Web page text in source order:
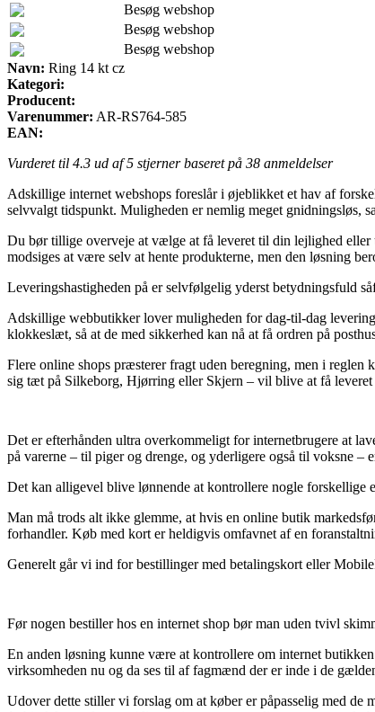
Besøg webshop
Besøg webshop
Besøg webshop
Navn: Ring 14 kt cz
Kategori:
Producent:
Varenummer: AR-RS764-585
EAN:
Vurderet til 4.3 ud af 5 stjerner baseret på 38 anmeldelser
Adskillige internet webshops foreslår i øjeblikket et hav af
selvvalgt tidspunkt. Muligheden er nemlig meget gnidningsløs,
Du bør tillige overveje at vælge at få leveret til din lejlighed eller
modsiges at være selv at hente produkterne, men den løsning
Leveringshastigheden på er selvfølgelig yderst betydningsfuld
Adskillige webbutikker lover muligheden for dag-til-dag
klokkeslæt, så at de med sikkerhed kan nå at få ordren på
Flere online shops præsterer fragt uden beregning, men i
sig tæt på Silkeborg, Hjørring eller Skjern – vil blive at få
Det er efterhånden ultra overkommeligt for internetbrugere at
på varerne – til piger og drenge, og yderligere også til voksne –
Det kan alligevel blive lønnende at kontrollere nogle forskellige
Man må trods alt ikke glemme, at hvis en online butik
forhandler. Køb med kort er heldigvis omfavnet af en
Generelt går vi ind for bestillinger med betalingskort eller
Før nogen bestiller hos en internet shop bør man uden tvivl
En anden løsning kunne være at kontrollere om internet
virksomheden nu og da ses til af fagmænd der er inde i de
Udover dette stiller vi forslag om at køber er påpasselig med de